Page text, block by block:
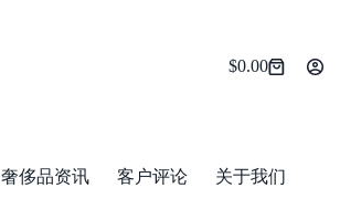
Shopping
$0.00
奢侈品资讯 客户评论 关于我们